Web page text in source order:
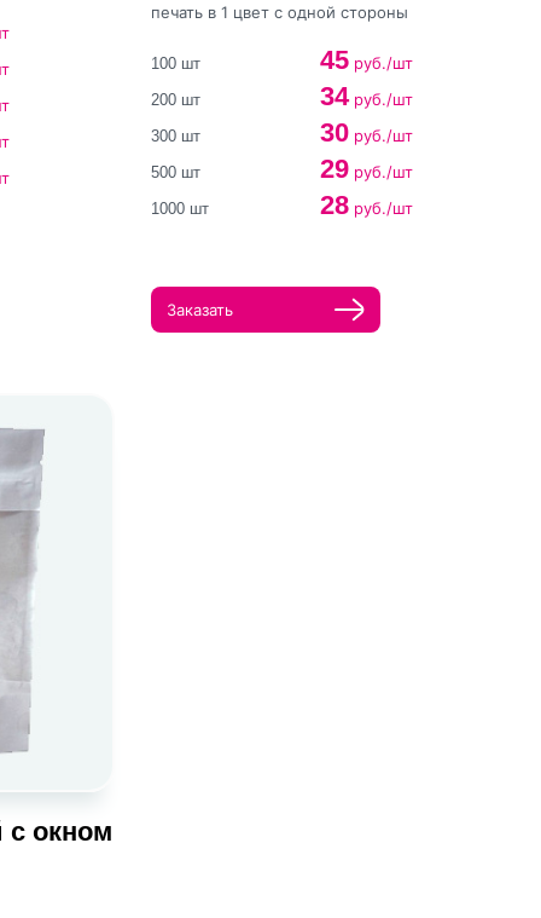
печать в 1 цвет с одной стороны
100 шт 45руб./шт
200 шт 34руб./шт
300 шт 30руб./шт
500 шт 29руб./шт
1000 шт 28руб./шт
Заказать
с окном